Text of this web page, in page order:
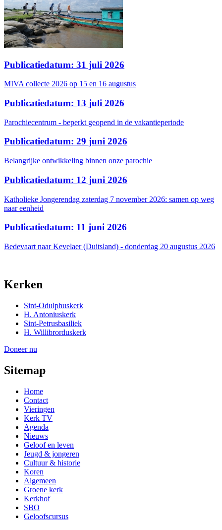
Publicatiedatum: 31 juli 2026
MIVA collecte 2026 op 15 en 16 augustus
Publicatiedatum: 13 juli 2026
Parochiecentrum - beperkt geopend in de vakantieperiode
Publicatiedatum: 29 juni 2026
Belangrijke ontwikkeling binnen onze parochie
Publicatiedatum: 12 juni 2026
Katholieke Jongerendag zaterdag 7 november 2026: samen op weg
naar eenheid
Publicatiedatum: 11 juni 2026
Bedevaart naar Kevelaer (Duitsland) - donderdag 20 augustus 2026
Kerken
Sint-Odulphuskerk
H. Antoniuskerk
Sint-Petrusbasiliek
H. Willibrorduskerk
Doneer nu
Sitemap
Home
Contact
Vieringen
Kerk TV
Agenda
Nieuws
Geloof en leven
Jeugd & jongeren
Cultuur & historie
Koren
Algemeen
Groene kerk
Kerkhof
SBO
Geloofscursus